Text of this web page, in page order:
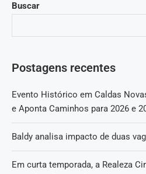
Buscar
Postagens recentes
Evento Histórico em Caldas
e Aponta Caminhos para 2026 e
Baldy analisa impacto de duas
Em curta temporada, a Realeza